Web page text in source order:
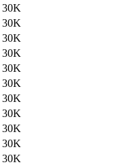
30K
30K
30K
30K
30K
30K
30K
30K
30K
30K
30K